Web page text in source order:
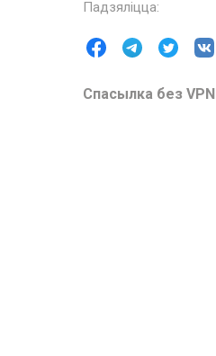
Спасылка без VPN